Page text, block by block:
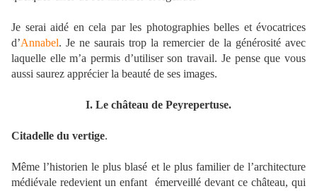
Je serai aidé en cela par les photographies belles et évocatrices
d’Annabel. Je ne saurais trop la remercier de la générosité avec
laquelle elle m’a permis d’utiliser son travail. Je pense que vous
aussi saurez apprécier la beauté de ses images.
I. Le château de Peyrepertuse.
Citadelle du vertige.
Même l’historien le plus blasé et le plus familier de l’architecture
médiévale redevient un enfant
émerveillé devant ce château, qui